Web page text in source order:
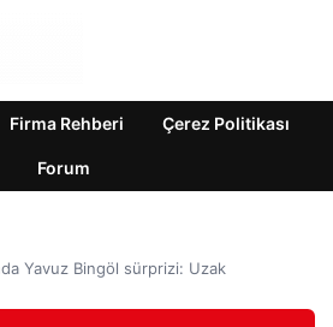
Firma Rehberi Çerez Politikası
Forum
Yavuz Bingöl sürprizi: Uzak